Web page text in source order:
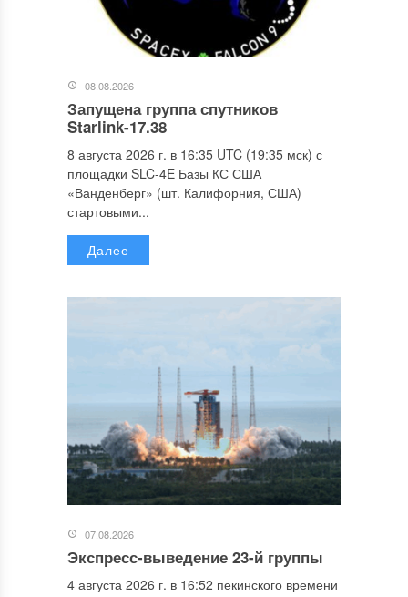
08.08.2026
Запущена группа спутников
Starlink-17.38
8 августа 2026 г. в 16:35 UTC (19:35 мск) с
площадки SLC-4E Базы КС США
«Ванденберг» (шт. Калифорния, США)
стартовыми...
Далее
07.08.2026
Экспресс-выведение 23-й группы
4 августа 2026 г. в 16:52 пекинского времени